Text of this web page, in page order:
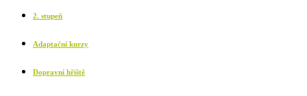
2. stupeň
Adaptační kurzy
Dopravní hřiště